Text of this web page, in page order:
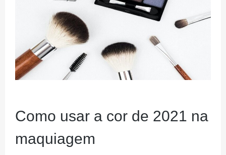
Como usar a cor de 2021 na
maquiagem